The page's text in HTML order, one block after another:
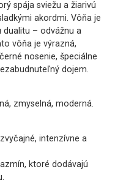
spája sviežu a žiarivú
akordmi. Vôňa je
dualitu – odvážnu a
vôňa je výrazná,
nosenie, špeciálne
dojem.
zmyselná, moderná.
intenzívne a
ktoré dodávajú